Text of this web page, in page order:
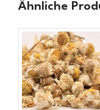
Ähnliche